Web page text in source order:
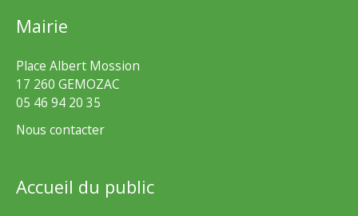
Mairie
Place Albert Mossion
17 260 GEMOZAC
05 46 94 20 35
Nous contacter
Accueil du public